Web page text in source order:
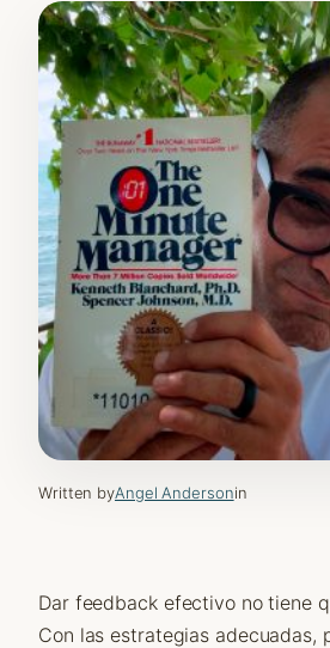
Written byAngel Andersonin
Dar feedback efectivo no tiene
Con las estrategias adecuadas,